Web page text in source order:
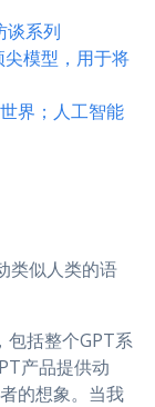
谈系列
模型，用于将
界；人工智能
类似人类的语
包括整个GPT系
产品提供动
的想象。当我